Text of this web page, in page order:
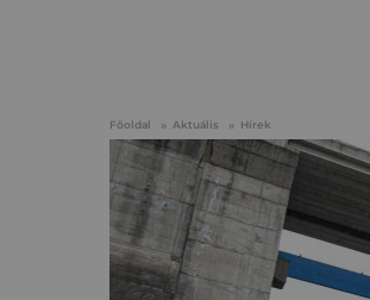
Főoldal Aktuális Hírek